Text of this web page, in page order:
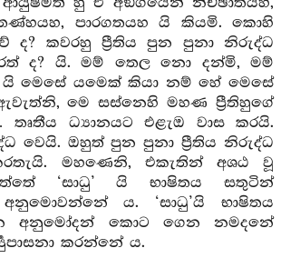
පාරගතයහ යි කියමි. කොහි
ද? කවරහු ප්‍රීතිය පුන පුනා නිරුද්ධ
ද? යි. මම් තෙල නො දන්මි, මම්
මෙසේ යමෙක් කියා නම් හේ මෙසේ
මෙ සස්නෙහි මහණ ප්‍රීතිහුගේ
තෘතීය ධ්‍යානයට එළැඔ වාස කරයි.
වෙයි. ඔහුත් පුන පුනා ප්‍රීතිය නිරුද්ධ
මහණෙනි, එකැතින් අශඨ වූ
‘සාධු’ යි භාෂිතය සතුටින්
ය. ‘සාධු’යි භාෂිතය
අනුමෝදන් කොට ගෙන නමදනේ
කරන්නේ ය.